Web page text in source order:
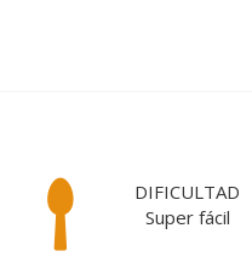
DIFICULTAD
Super fácil